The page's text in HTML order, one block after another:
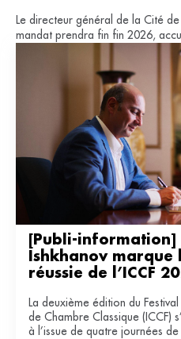
Le directeur général de la Cité
mandat prendra fin fin 2026,
[Publi-information]
Ishkhanov marque
réussie de l’ICCF
La deuxième édition du
de Chambre Classique (ICCF)
à l’issue de quatre journées